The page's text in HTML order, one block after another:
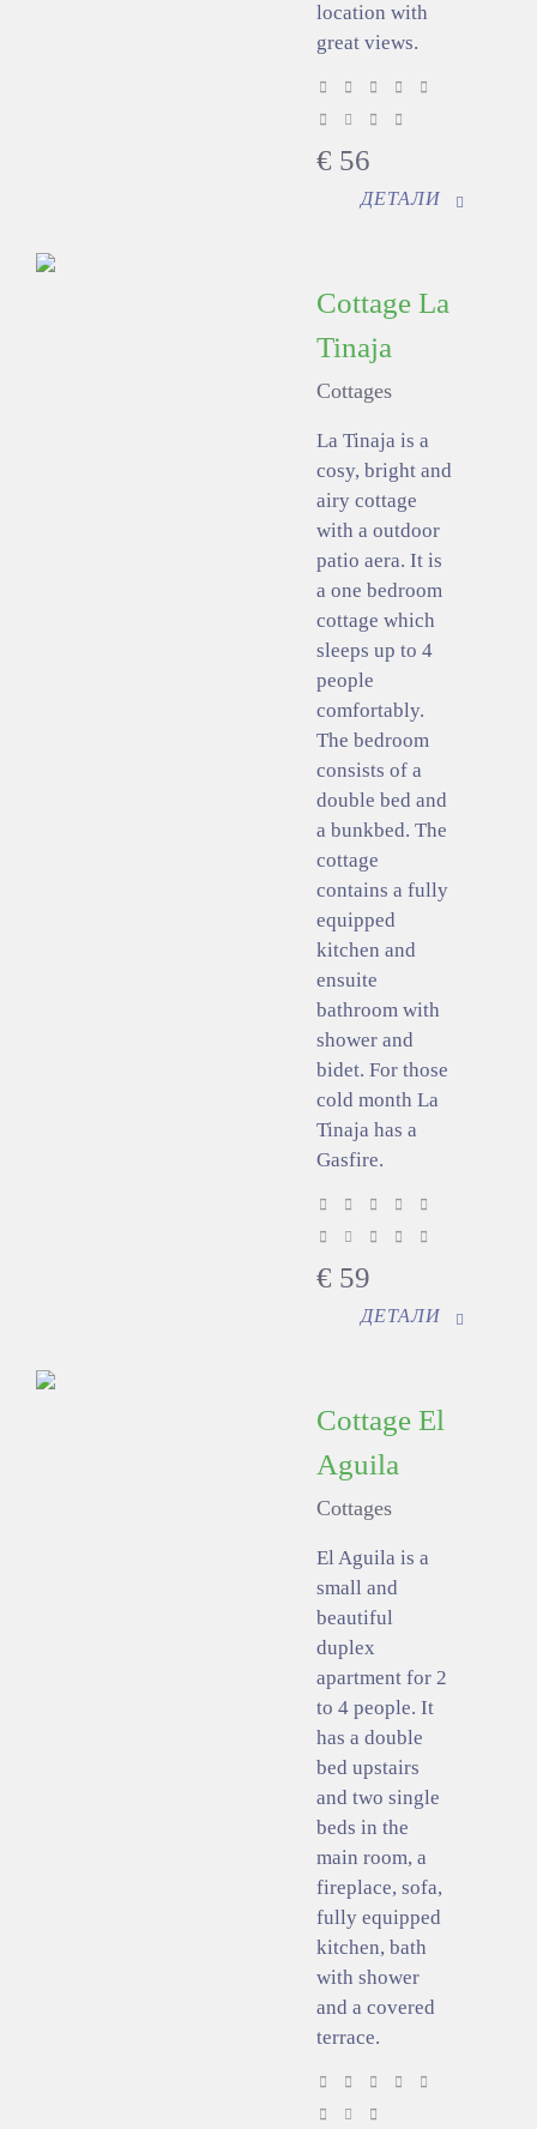
location with
great views.
€ 56
ДЕТАЛИ
Cottage La
Tinaja
Cottages
La Tinaja is a
cosy, bright and
airy cottage
with a outdoor
patio aera. It is
a one bedroom
cottage which
sleeps up to 4
people
comfortably.
The bedroom
consists of a
double bed and
a bunkbed. The
cottage
contains a fully
equipped
kitchen and
ensuite
bathroom with
shower and
bidet. For those
cold month La
Tinaja has a
Gasfire.
€ 59
ДЕТАЛИ
Cottage El
Aguila
Cottages
El Aguila is a
small and
beautiful
duplex
apartment for 2
to 4 people. It
has a double
bed upstairs
and two single
beds in the
main room, a
fireplace, sofa,
fully equipped
kitchen, bath
with shower
and a covered
terrace.